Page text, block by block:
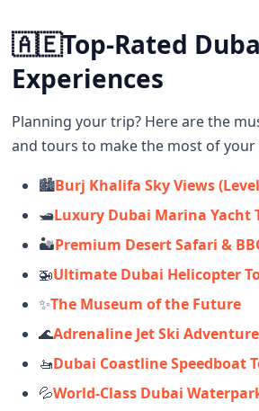
🇦🇪Top-Rated
Experiences
Planning your trip? Here are the
and tours to make the most of your
🏙️Burj Khalifa Sky Views
🛥️Luxury Dubai Marina Yacht
🏜️Premium Desert Safari &
🚁Ultimate Dubai Helicopter
✨The Museum of the Future
🌊Adrenaline Jet Ski Adventure
🚤Dubai Coastline Speedboat
💦World-Class Dubai